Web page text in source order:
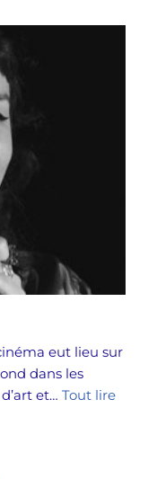
eut lieu sur
dans les
et… Tout lire